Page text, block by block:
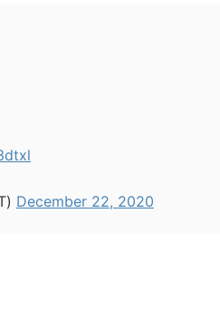
December 22, 2020